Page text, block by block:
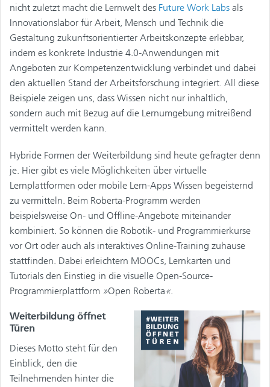
nicht zuletzt macht die Lernwelt des Future Work Labs als
Innovationslabor für Arbeit, Mensch und Technik die
Gestaltung zukunftsorientierter Arbeitskonzepte erlebbar,
indem es konkrete Industrie 4.0-Anwendungen mit
Angeboten zur Kompetenzentwicklung verbindet und dabei
den aktuellen Stand der Arbeitsforschung integriert. All diese
Beispiele zeigen uns, dass Wissen nicht nur inhaltlich,
sondern auch mit Bezug auf die Lernumgebung mitreißend
vermittelt werden kann.
Hybride Formen der Weiterbildung sind heute gefragter denn
je. Hier gibt es viele Möglichkeiten über virtuelle
Lernplattformen oder mobile Lern-Apps Wissen begeisternd
zu vermitteln. Beim Roberta-Programm werden
beispielsweise On- und Offline-Angebote miteinander
kombiniert. So können die Robotik- und Programmierkurse
vor Ort oder auch als interaktives Online-Training zuhause
stattfinden. Dabei erleichtern MOOCs, Lernkarten und
Tutorials den Einstieg in die visuelle Open-Source-
Programmierplattform »Open Roberta«.
Weiterbildung öffnet
Türen
Dieses Motto steht für den
Einblick, den die
Teilnehmenden hinter die